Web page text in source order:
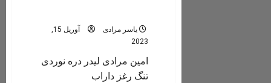
یاسر مرادی
آوریل 15,
2023
امین مرادی لیدر دره نوردی
تنگ رغز داراب